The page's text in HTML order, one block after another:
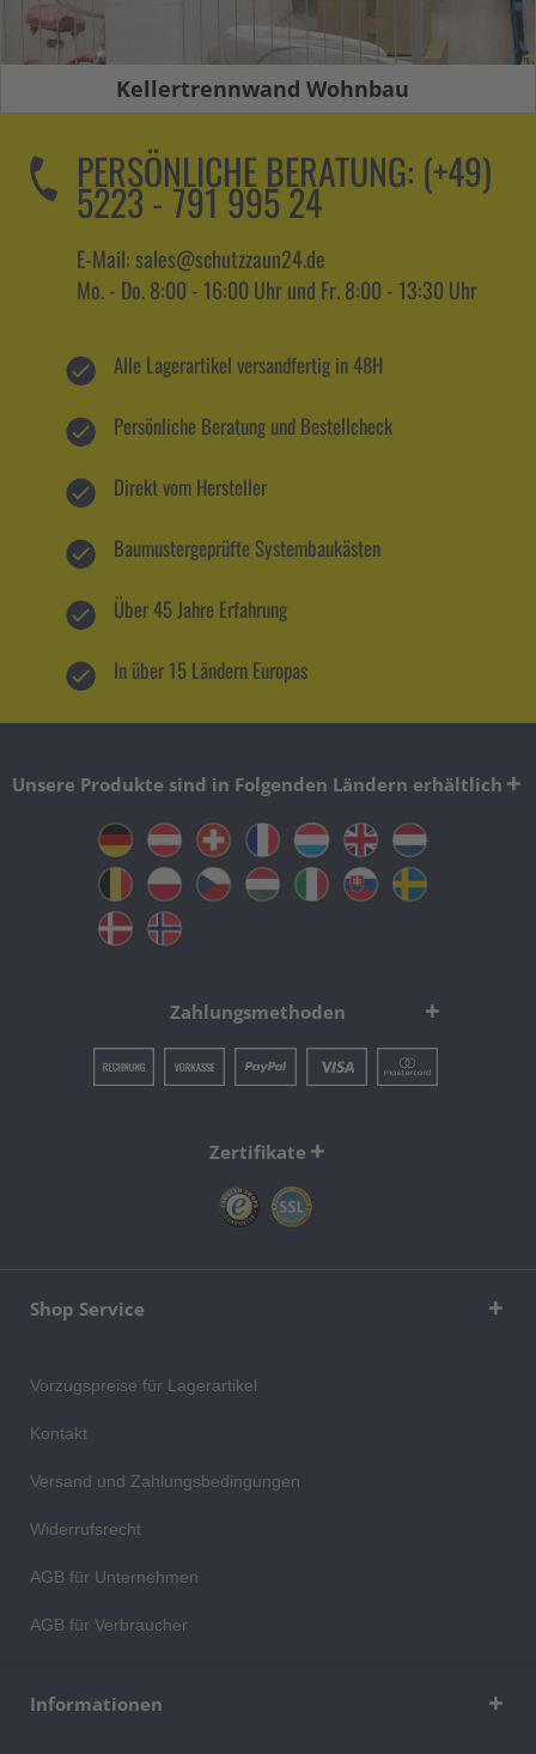
Kellertrennwand Wohnbau
PERSÖNLICHE BERATUNG: (+49)
5223 - 791 995 24
E-Mail: sales@schutzzaun24.de
Mo. - Do. 8:00 - 16:00 Uhr und Fr. 8:00 - 13:30 Uhr
Alle Lagerartikel versandfertig in 48H
Persönliche Beratung und Bestellcheck
Direkt vom Hersteller
Baumustergeprüfte Systembaukästen
Über 45 Jahre Erfahrung
In über 15 Ländern Europas
Unsere Produkte sind in Folgenden Ländern erhältlich
Zahlungsmethoden
Zertifikate
Shop Service
Vorzugspreise für Lagerartikel
Kontakt
Versand und Zahlungsbedingungen
Widerrufsrecht
AGB für Unternehmen
AGB für Verbraucher
Informationen